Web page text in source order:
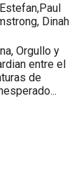
Dinah
Orgullo y
entre el
de